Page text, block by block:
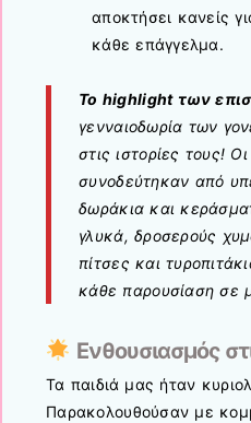
αποκτήσει κανείς
κάθε επάγγελμα.
Το highlight των
γενναιοδωρία των
στις ιστορίες τους!
συνοδεύτηκαν από
δωράκια και
γλυκά, δροσερούς
πίτσες και
κάθε παρουσίαση σε
Ενθουσιασμός
Τα παιδιά μας ήταν
Παρακολουθούσαν με